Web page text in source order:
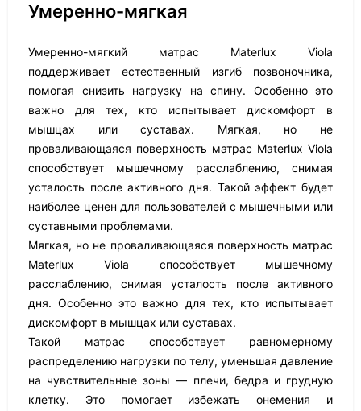
Умеренно-мягкая
Умеренно-мягкий матрас Materlux Viola
поддерживает естественный изгиб позвоночника,
помогая снизить нагрузку на спину. Особенно это
важно для тех, кто испытывает дискомфорт в
мышцах или суставах. Мягкая, но не
проваливающаяся поверхность матрас Materlux Viola
способствует мышечному расслаблению, снимая
усталость после активного дня. Такой эффект будет
наиболее ценен для пользователей с мышечными или
суставными проблемами.
Мягкая, но не проваливающаяся поверхность матрас
Materlux Viola способствует мышечному
расслаблению, снимая усталость после активного
дня. Особенно это важно для тех, кто испытывает
дискомфорт в мышцах или суставах.
Такой матрас способствует равномерному
распределению нагрузки по телу, уменьшая давление
на чувствительные зоны — плечи, бедра и грудную
клетку. Это помогает избежать онемения и